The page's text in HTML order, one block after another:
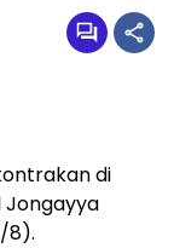
di
Jongayya
8).